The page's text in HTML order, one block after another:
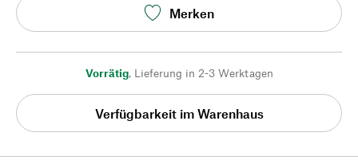
Merken
Vorrätig, Lieferung in 2-3 Werktagen
Verfügbarkeit im Warenhaus